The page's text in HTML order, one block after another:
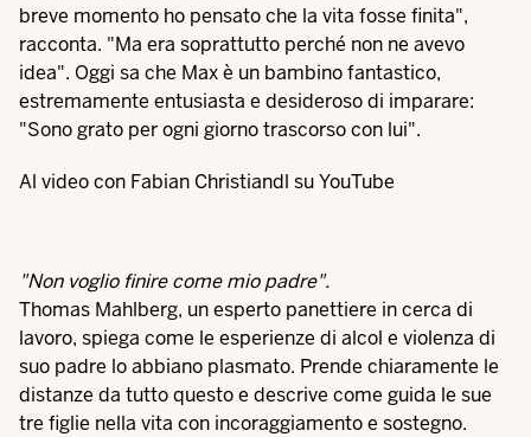
breve momento ho pensato che la vita fosse finita",
racconta. "Ma era soprattutto perché non ne avevo
idea". Oggi sa che Max è un bambino fantastico,
estremamente entusiasta e desideroso di imparare:
"Sono grato per ogni giorno trascorso con lui".
Al video con Fabian Christiandl su YouTube
"Non voglio finire come mio padre".
Thomas Mahlberg, un esperto panettiere in cerca di
lavoro, spiega come le esperienze di alcol e violenza di
suo padre lo abbiano plasmato. Prende chiaramente le
distanze da tutto questo e descrive come guida le sue
tre figlie nella vita con incoraggiamento e sostegno.